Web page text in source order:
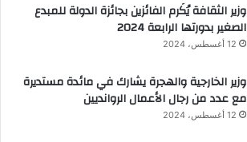
وزير الثقافة يُكَرم الفائزين بجائزة الدولة للمبدع
الصغير بدورتها الرابعة 2024
12 أغسطس، 2024
وزير الخارجية والهجرة يشارك في مائدة مستديرة
مع عدد من رجال الأعمال الروانديين
12 أغسطس، 2024